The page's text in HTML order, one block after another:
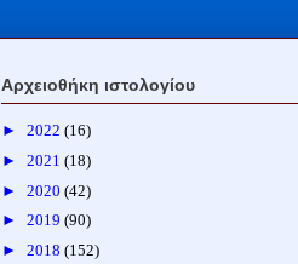
Αρχειοθήκη ιστολογίου
► 2022 (16)
► 2021 (18)
► 2020 (42)
► 2019 (90)
► 2018 (152)